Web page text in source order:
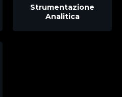
Strumentazione
Analitica